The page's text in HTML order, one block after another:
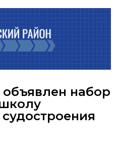
набор